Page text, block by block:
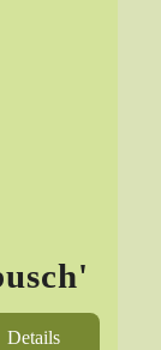
Details